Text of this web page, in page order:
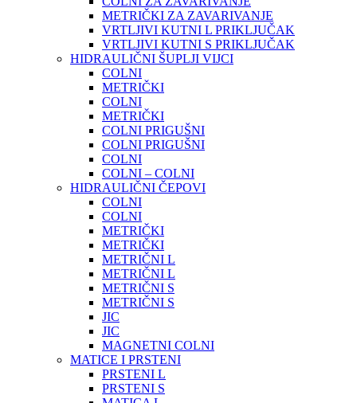
METRIČKI ZA ZAVARIVANJE
VRTLJIVI KUTNI L PRIKLJUČAK
VRTLJIVI KUTNI S PRIKLJUČAK
HIDRAULIČNI ŠUPLJI VIJCI
COLNI
METRIČKI
COLNI
METRIČKI
COLNI PRIGUŠNI
COLNI PRIGUŠNI
COLNI
COLNI – COLNI
HIDRAULIČNI ČEPOVI
COLNI
COLNI
METRIČKI
METRIČKI
METRIČNI L
METRIČNI L
METRIČNI S
METRIČNI S
JIC
JIC
MAGNETNI COLNI
MATICE I PRSTENI
PRSTENI L
PRSTENI S